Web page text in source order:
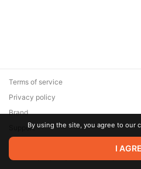
© 2026 Zaya Solutions Limited. All
are the property of their respective
Terms of service
Privacy policy
Brand
SupportBy using the site, you agree to our
I